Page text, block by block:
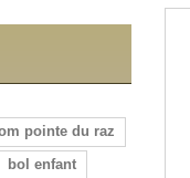
pointe du raz
bol enfant